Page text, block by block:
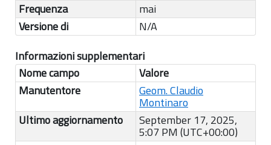
Frequenza
mai
Versione di
N/A
Informazioni supplementari
Nome campo
Valore
Manutentore
Geom. Claudio
Montinaro
Ultimo aggiornamento
September 17, 2025,
5:07 PM (UTC+00:00)